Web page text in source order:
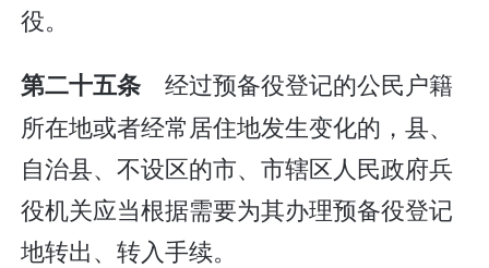
役。
第二十五条经过预备役登记的公民户籍
所在地或者经常居住地发生变化的，县、
自治县、不设区的市、市辖区人民政府兵
役机关应当根据需要为其办理预备役登记
地转出、转入手续。